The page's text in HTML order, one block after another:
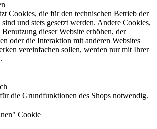
Cookies, die für den technischen Betrieb der
und stets gesetzt werden. Andere Cookies,
dieser Website erhöhen, der
oder die Interaktion mit anderen Websites
vereinfachen sollen, werden nur mit Ihrer
die Grundfunktionen des Shops notwendig.
Cookie